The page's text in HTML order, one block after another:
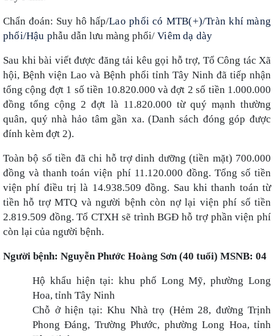
Chẩn đoán: Suy hô hấp/Lao phổi có MTB(+)/Tràn khí màng
phổi/Hậu phẫu dẫn lưu màng phổi/ Viêm dạ dày
Sau khi bài viết được đăng tải kêu gọi hỗ trợ, Tổ Công tác Xã
hội,Bệnh viện Lao và Bệnh phổi tỉnh Tây Ninh đã tiếp nhận
tổng cộng đợt 1 số tiền 10.820.000 và đợt 2 số tiền 1.000.000
đồng tổng cộng 2 đợt là 11.820.000 từ quý mạnh thường
quân, quý nhà hảo tâm gần xa. (Danh sách đóng góp được
đính kèm đợt 2).
Toàn bộ số tiền đã chi hỗ trợ dinh dưỡng (tiền mặt) 700.000
đồng và thanh toán viện phí 11.120.000 đồng. Tổng số tiền
viện phí điều trị là 14.938.509 đồng. Sau khi thanh toán từ
tiền hỗ trợ MTQ và người bệnh còn nợ lại viện phí số tiền
2.819.509 đồng. Tổ CTXH sẽ trình BGĐ hỗ trợ phần viện phí
còn lại của người bệnh.
Người bệnh: Nguyễn Phước Hoàng Sơn (40 tuổi) MSNB: 04
Hộ khẩu hiện tại: khu phố Long Mỹ, phường Long
Hoa, tỉnh Tây Ninh
Chỗ ở hiện tại: Khu Nhà trọ (Hẻm 28, đường Trịnh
Phong Đáng, Trường Phước, phường Long Hoa, tỉnh